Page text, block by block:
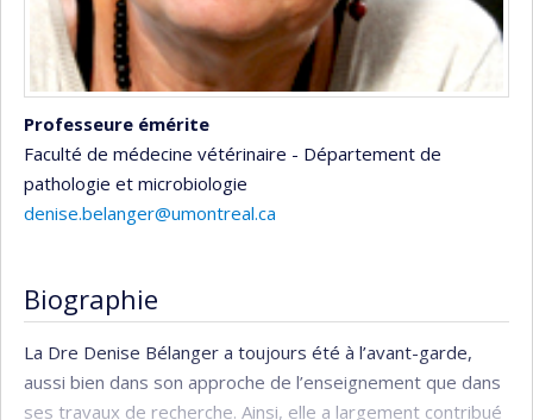
Professeure émérite
Faculté de médecine vétérinaire - Département de
pathologie et microbiologie
denise.belanger@umontreal.ca
Biographie
La Dre Denise Bélanger a toujours été à l’avant-garde,
aussi bien dans son approche de l’enseignement que dans
ses travaux de recherche. Ainsi, elle a largement contribué